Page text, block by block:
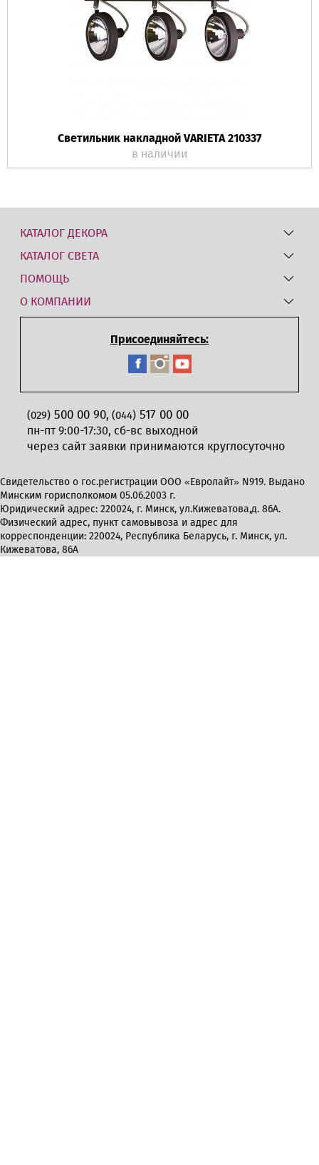
Светильник накладной VARIETA 210337
в наличии
КАТАЛОГ ДЕКОРА
КАТАЛОГ СВЕТА
ПОМОЩЬ
О КОМПАНИИ
Присоединяйтесь:
(029) 500 00 90, (044) 517 00 00
пн-пт 9:00-17:30, сб-вс выходной
через сайт заявки принимаются круглосуточно
Свидетельство о гос.регистрации ООО «Евролайт» N919. Выдано
Минским горисполкомом 05.06.2003 г.
Юридический адрес: 220024, г. Минск, ул.Кижеватова,д. 86А.
Физический адрес, пункт самовывоза и адрес для
корреспонденции: 220024, Республика Беларусь, г. Минск, ул.
Кижеватова, 86А